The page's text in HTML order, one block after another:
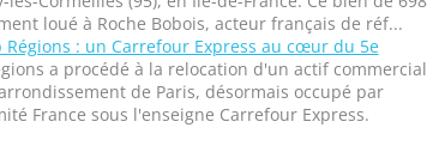
loué à Roche Bobois, acteur français de réf...
Régions : un Carrefour Express au cœur du 5e
a procédé à la relocation d'un actif commercial
de Paris, désormais occupé par
France sous l'enseigne Carrefour Express.